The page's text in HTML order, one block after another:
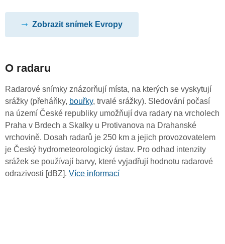
Zobrazit snímek Evropy
O radaru
Radarové snímky znázorňují místa, na kterých se vyskytují
srážky (přeháňky, bouřky, trvalé srážky). Sledování počasí
na území České republiky umožňují dva radary na vrcholech
Praha v Brdech a Skalky u Protivanova na Drahanské
vrchovině. Dosah radarů je 250 km a jejich provozovatelem
je Český hydrometeorologický ústav. Pro odhad intenzity
srážek se používají barvy, které vyjadřují hodnotu radarové
odrazivosti [dBZ]. Více informací